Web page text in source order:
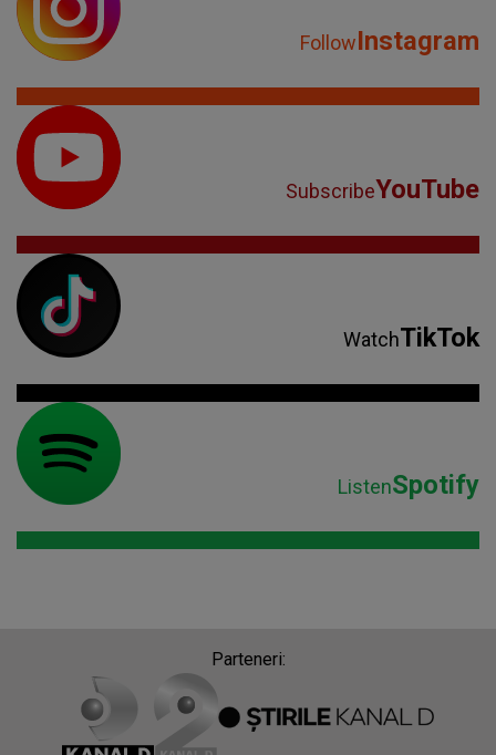
FollowInstagram
SubscribeYouTube
WatchTikTok
ListenSpotify
Parteneri: